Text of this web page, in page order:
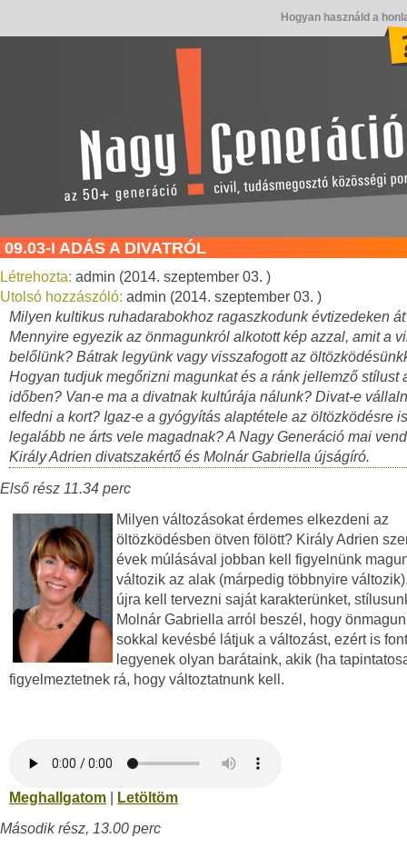
Hogyan használd a
09.03-I ADÁS A DIVATRÓL
Létrehozta: admin (2014. szeptember 03. )
Utolsó hozzászóló: admin (2014. szeptember 03. )
Milyen kultikus ruhadarabokhoz ragaszkodunk évtizedeken
Mennyire egyezik az önmagunkról alkotott kép azzal, amit a
belőlünk? Bátrak legyünk vagy visszafogott az
Hogyan tudjuk megőrizni magunkat és a ránk jellemző stílust
időben? Van-e ma a divatnak kultúrája nálunk? Divat-e
elfedni a kort? Igaz-e a gyógyítás alaptétele az öltözködésre
legalább ne árts vele magadnak? A Nagy Generáció mai
Király Adrien divatszakértő és Molnár Gabriella újságíró.
Első rész 11.34 perc
Milyen változásokat érdemes elkezdeni az
öltözködésben ötven fölött? Király Adrien
évek múlásával jobban kell figyelnünk
változik az alak (márpedig többnyire
újra kell tervezni saját karakterünket,
Molnár Gabriella arról beszél, hogy
sokkal kevésbé látjuk a változást, ezért is
legyenek olyan barátaink, akik (ha
figyelmeztetnek rá, hogy változtatnunk kell.
Meghallgatom
Letöltöm
Második rész, 13.00 perc